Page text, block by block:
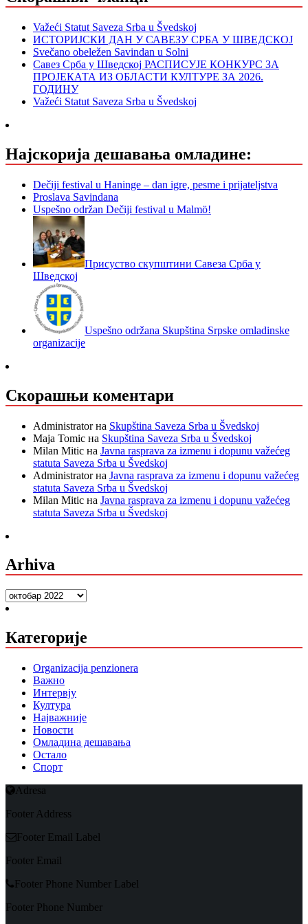
Važeći Statut Saveza Srba u Švedskoj
ИСТОРИЈСКИ ДАН У САВЕЗУ СРБА У ШВЕДСКОЈ
Svečano obeležen Savindan u Solni
Савез Срба у Шведској РАСПИСУЈЕ КОНКУРС ЗА
ПРОЈЕКАТА ИЗ ОБЛАСТИ КУЛТУРЕ ЗА 2026.
ГОДИНУ
Važeći Statut Saveza Srba u Švedskoj
Најскорија дешавања омладине:
Dečiji festival u Haninge – dan igre, pesme i prijateljstva
Proslava Savindana
Uspešno održan Dečiji festival u Malmö!
Присуство скупштини Савеза Срба у
Шведској
Uspešno održana Skupština Srpske omladinske
organizacije
Скорашњи коментари
Administratorна Skupština Saveza Srba u Švedskoj
Maja Tomic на Skupština Saveza Srba u Švedskoj
Milan Mitic на Javna rasprava za izmenu i dopunu važećeg
statuta Saveza Srba u Švedskoj
Administratorна Javna rasprava za izmenu i dopunu važećeg
statuta Saveza Srba u Švedskoj
Milan Mitic на Javna rasprava za izmenu i dopunu važećeg
statuta Saveza Srba u Švedskoj
Arhiva
Arhiva
Категорије
Organizacija penzionera
Важно
Интервју
Култура
Најважније
Новости
Омладина дешавања
Остало
Спорт
Adresa
Footer Address
Footer Email Label
Footer Email
Footer Phone Number Label
Footer Phone Number